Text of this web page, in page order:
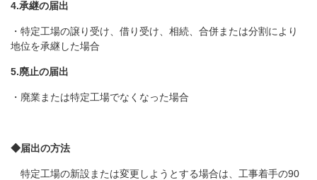
4.承継の届出
・特定工場の譲り受け、借り受け、相続、合併または分割により
地位を承継した場合
5.廃止の届出
・廃業または特定工場でなくなった場合
◆届出の方法
特定工場の新設または変更しようとする場合は、工事着手の90